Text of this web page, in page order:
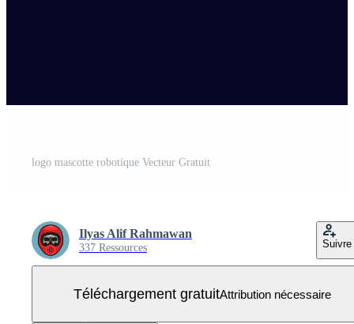
logo mascotte robotique Vecteur Gratuit
Ilyas Alif Rahmawan
337 Ressources Suivre
Téléchargement gratuitAttribution nécessaire